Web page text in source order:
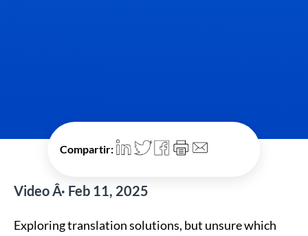
Compartir:
Video Â· Feb 11, 2025
Exploring translation solutions, but unsure which